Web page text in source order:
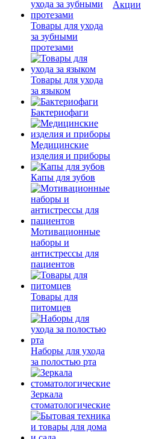
Товары для ухода
за зубными
протезами
Товары для ухода
за языком
Бактериофаги
Медицинские
изделия и приборы
Капы для зубов
Мотивационные
наборы и
антистрессы для
пациентов
Товары для
питомцев
Наборы для ухода
за полостью рта
Зеркала
стоматологические
Акции